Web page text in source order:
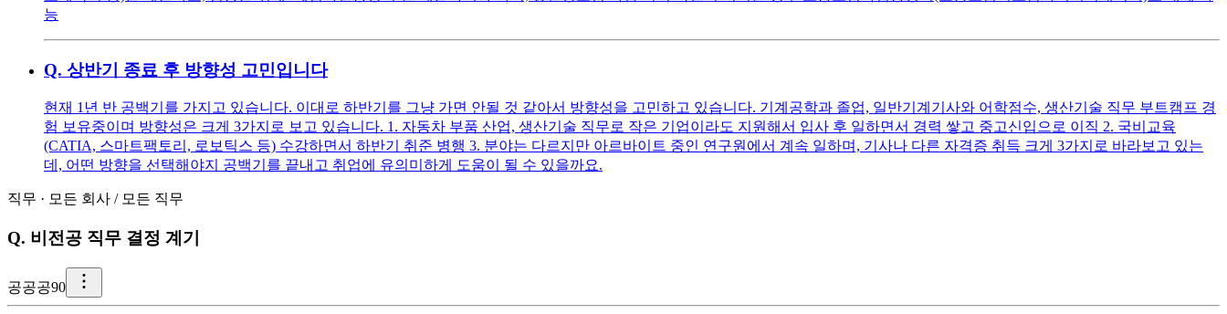
능
Q. 상반기 종료 후 방향성 고민입니다
현재 1년 반 공백기를 가지고 있습니다. 이대로 하반기를 그냥 가면 안될 것 같아서 방향성을 고민하고 있습니다. 기계공학과 졸업, 일반기계기사와 어학점수, 생산기술 직무 부트캠프 경
험 보유중이며 방향성은 크게 3가지로 보고 있습니다. 1. 자동차 부품 산업, 생산기술 직무로 작은 기업이라도 지원해서 입사 후 일하면서 경력 쌓고 중고신입으로 이직 2. 국비교육
(CATIA, 스마트팩토리, 로보틱스 등) 수강하면서 하반기 취준 병행 3. 분야는 다르지만 아르바이트 중인 연구원에서 계속 일하며, 기사나 다른 자격증 취득 크게 3가지로 바라보고 있는
데, 어떤 방향을 선택해야지 공백기를 끝내고 취업에 유의미하게 도움이 될 수 있을까요.
직무 · 모든 회사 / 모든 직무
Q. 비전공 직무 결정 계기
공공공90